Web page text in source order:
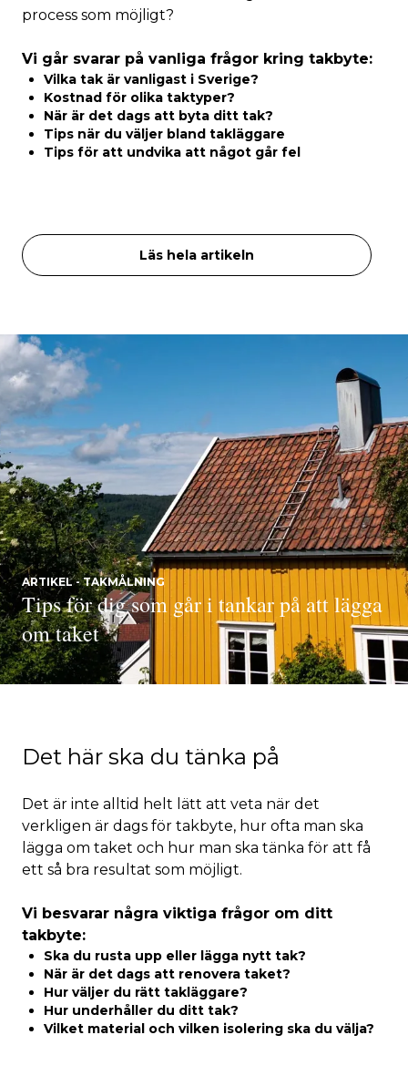
process som möjligt?
Vi går svarar på vanliga frågor kring takbyte:
Vilka tak är vanligast i Sverige?
Kostnad för olika taktyper?
När är det dags att byta ditt tak?
Tips när du väljer bland takläggare
Tips för att undvika att något går fel
Läs hela artikeln
Det här ska du tänka på
Det är inte alltid helt lätt att veta när det
verkligen är dags för takbyte, hur ofta man ska
lägga om taket och hur man ska tänka för att få
ett så bra resultat som möjligt.
Vi besvarar några viktiga frågor om ditt
takbyte:
Ska du rusta upp eller lägga nytt tak?
När är det dags att renovera taket?
Hur väljer du rätt takläggare?
Hur underhåller du ditt tak?
Vilket material och vilken isolering ska du välja?
ARTIKEL - TAKMÅLNING
Tips för dig som går i tankar på att lägga
om taket